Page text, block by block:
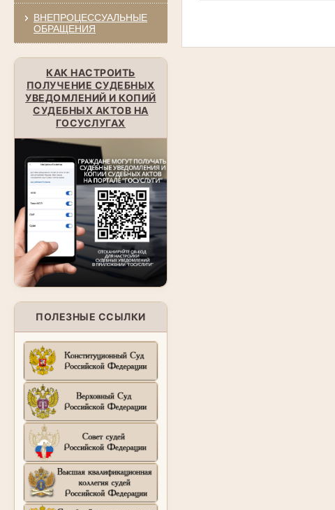
ВНЕПРОЦЕССУАЛЬНЫЕ
ОБРАЩЕНИЯ
КАК НАСТРОИТЬ
ПОЛУЧЕНИЕ СУДЕБНЫХ
УВЕДОМЛЕНИЙ И КОПИЙ
СУДЕБНЫХ АКТОВ НА
ГОСУСЛУГАХ
ПОЛЕЗНЫЕ ССЫЛКИ